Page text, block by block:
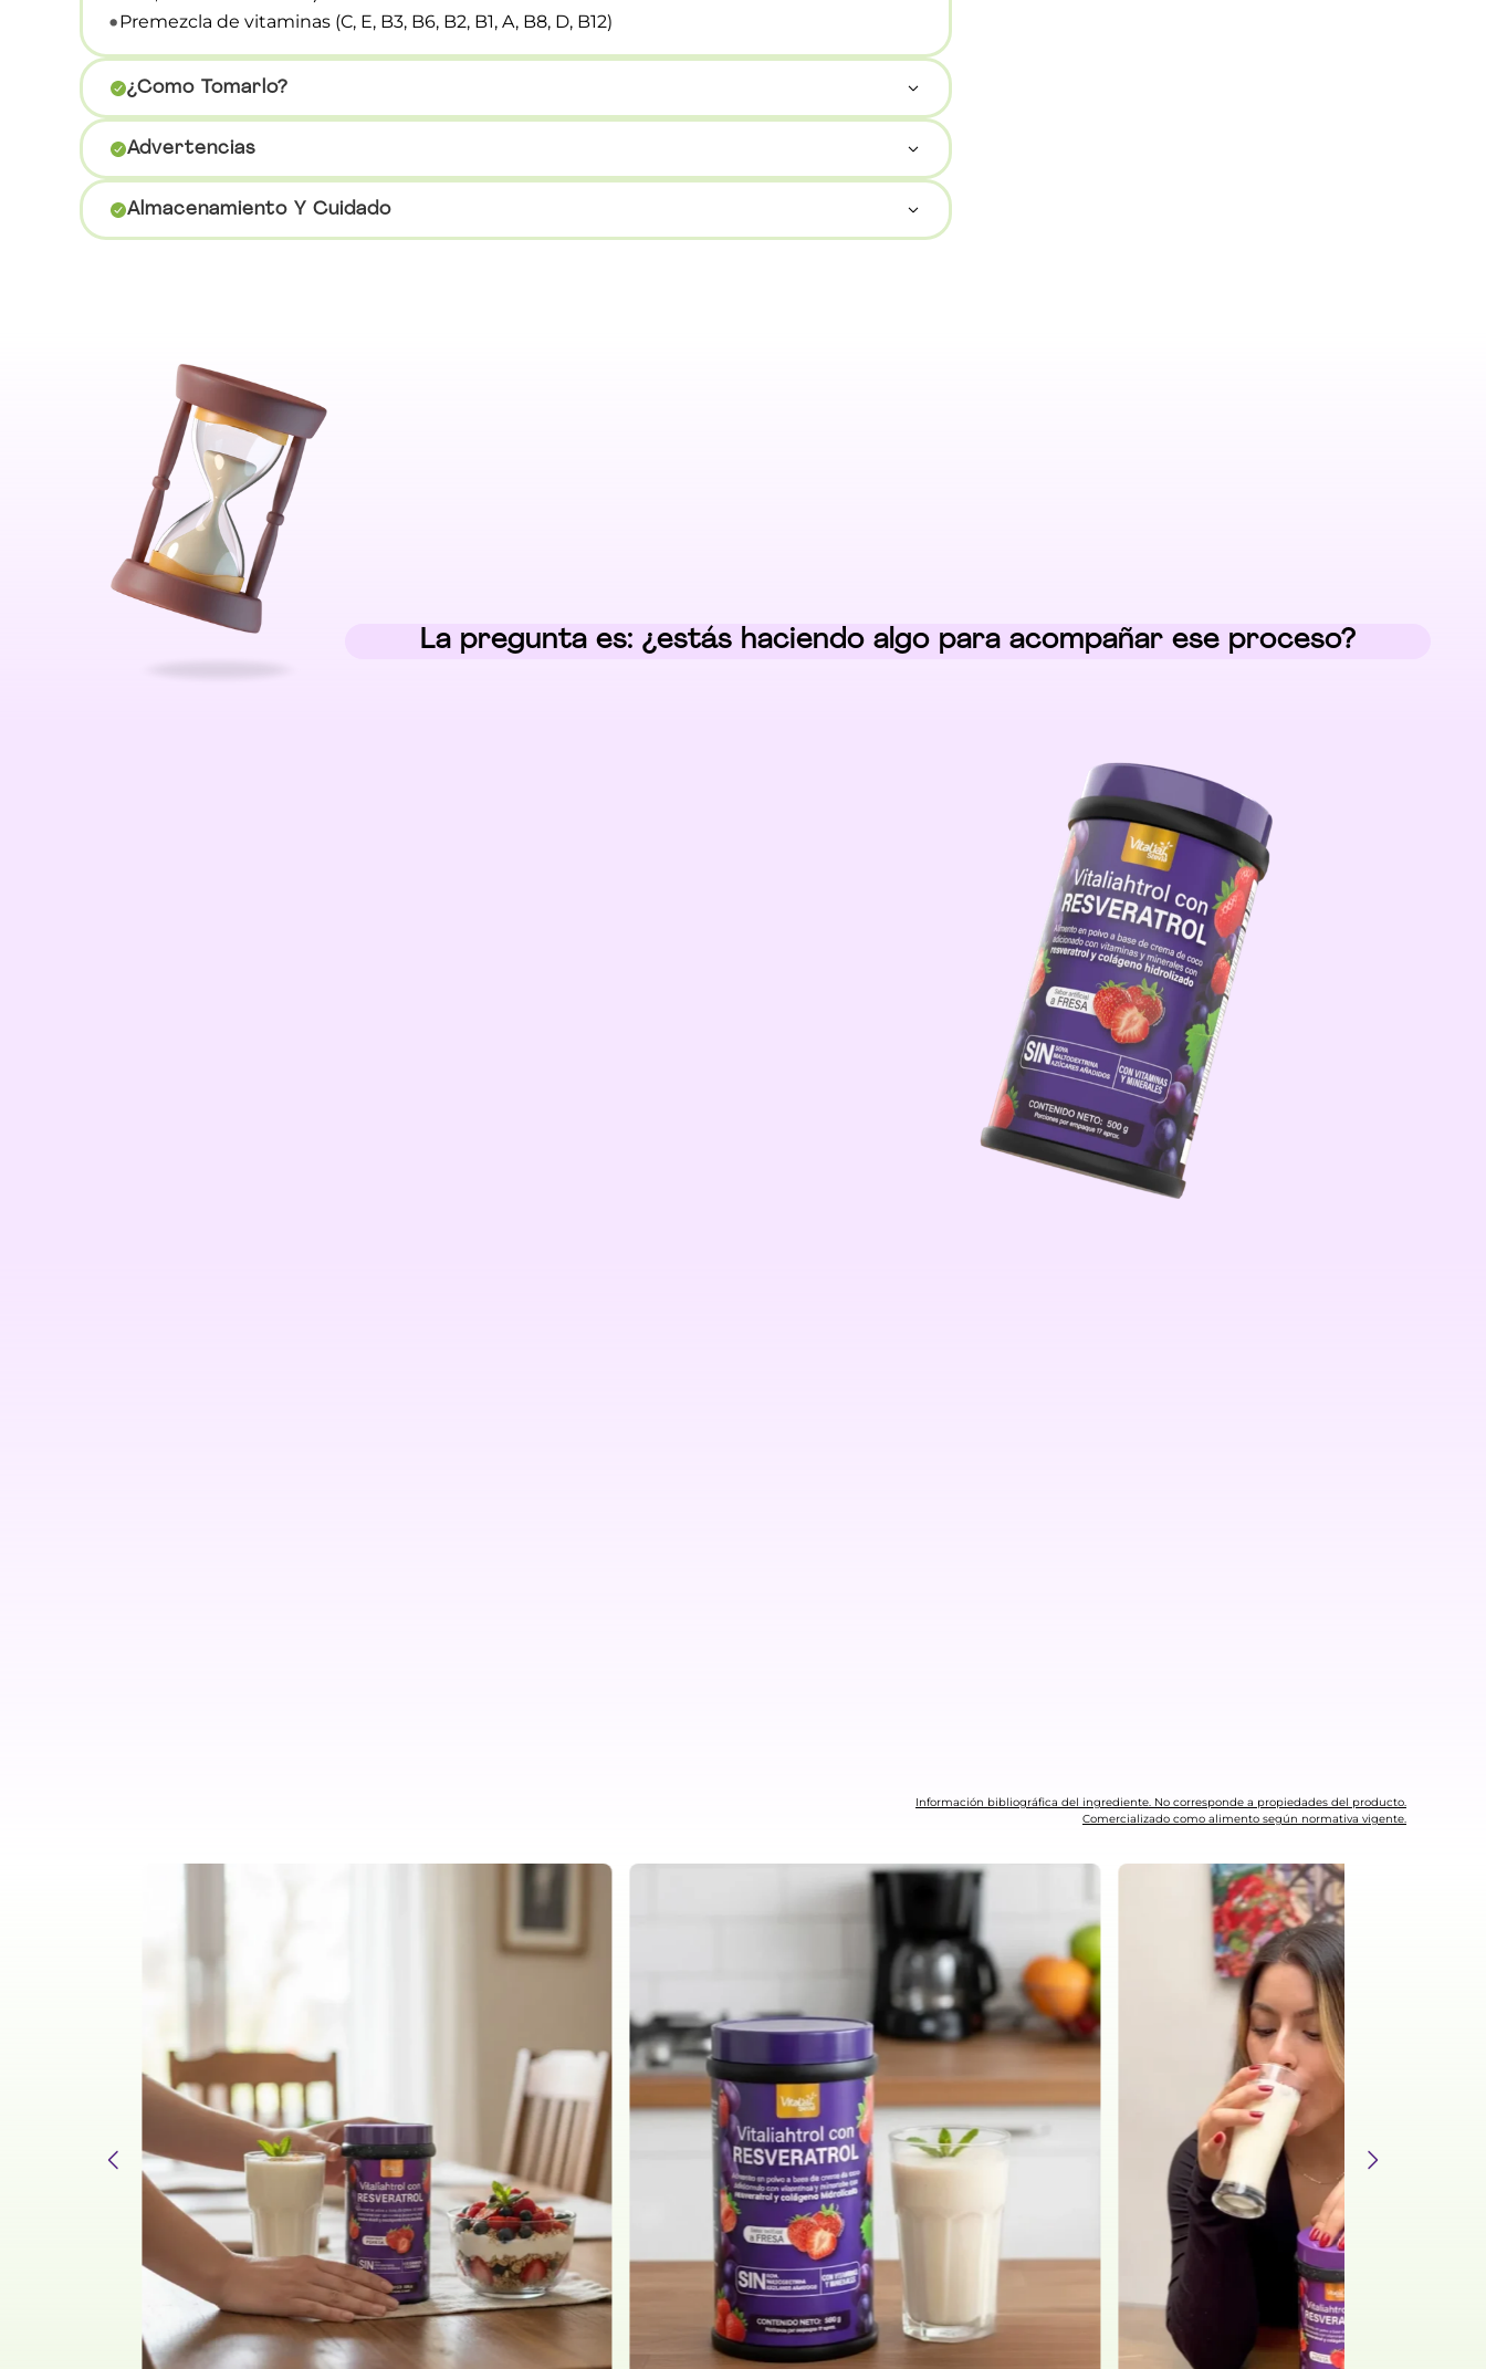
Premezcla de vitaminas (C, E, B3, B6, B2, B1, A, B8, D, B12)
¿como Tomarlo?
Utilice una licuadora si desea más espuma, o puede prepararse manualmente agitando
con una cuchara.
Mezcle 1 y 1/2 cucharadas dosificadoras (30 g) en un vaso (240 ml) de agua por 1 minuto.
Disfrútelo frío o caliente. Puede mezclarse con frutas o hielo y obtendrá un delicioso batido.
Advertencias
No recomendado para personas con alergia a los derivados lácteos.
Personas con enfermedades crónicas, mujeres embarazadas o en lactancia deben
consultar a su médico antes de consumirlo.
Almacenamiento Y Cuidado
La pregunta es: ¿estás haciendo algo para acompañar ese proceso?
Información bibliográfica del ingrediente. No corresponde a propiedades del producto.
Comercializado como alimento según normativa vigente.